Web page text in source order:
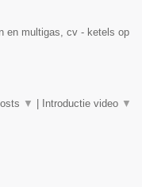
en multigas, cv - ketels op
▼ Introductie video ▼